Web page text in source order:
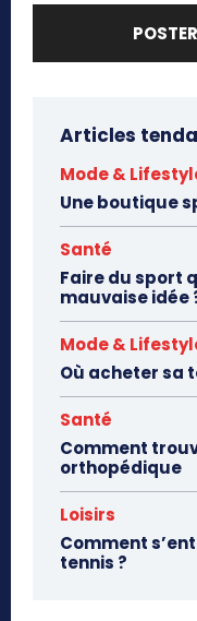
Articles
Mode &
Une boutique
Santé
Faire du sport
mauvaise idée
Mode &
Où acheter sa
Santé
Comment
orthopédique
Loisirs
Comment
tennis ?